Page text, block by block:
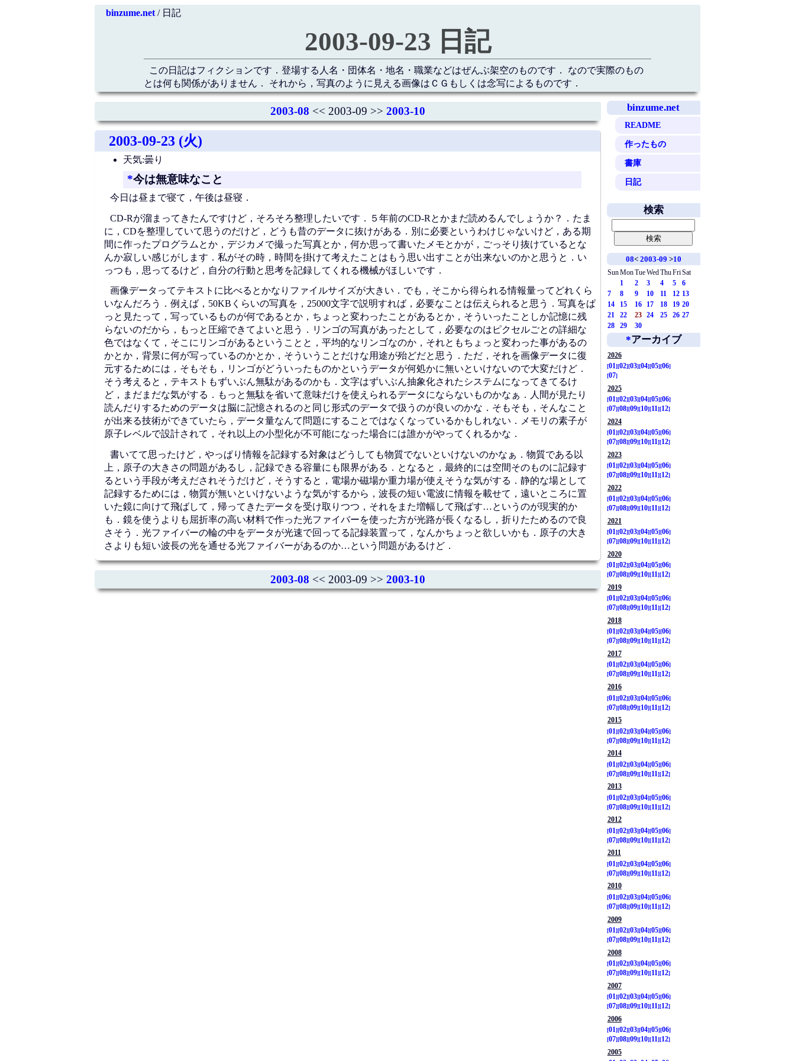
binzume.net/ 日記
2003-09-23 日記
この日記はフィクションです．登場する人名・団体名・地名・職業などはぜんぶ架空のものです． なので実際のもの
とは何も関係がありません． それから，写真のように見える画像はＣＧもしくは念写によるものです．
binzume.net
README
作ったもの
書庫
日記
2003-08 << 2003-09 >> 2003-10
2003-09-23 (火)
天気:曇り
*今は無意味なこと
今日は昼まで寝て，午後は昼寝．
CD-Rが溜まってきたんですけど，そろそろ整理したいです．５年前のCD-Rとかまだ読めるんでしょうか？．たま
に，CDを整理していて思うのだけど，どうも昔のデータに抜けがある．別に必要というわけじゃないけど，ある期
間に作ったプログラムとか，デジカメで撮った写真とか，何か思って書いたメモとかが，ごっそり抜けているとな
んか寂しい感じがします．私がその時，時間を掛けて考えたことはもう思い出すことが出来ないのかと思うと．い
っつも，思ってるけど，自分の行動と思考を記録してくれる機械がほしいです．
画像データってテキストに比べるとかなりファイルサイズが大きい．でも，そこから得られる情報量ってどれくら
いなんだろう．例えば，50KBくらいの写真を，25000文字で説明すれば，必要なことは伝えられると思う．写真をぱ
っと見たって，写っているものが何であるとか，ちょっと変わったことがあるとか，そういったことしか記憶に残
らないのだから，もっと圧縮できてよいと思う．リンゴの写真があったとして，必要なのはピクセルごとの詳細な
色ではなくて，そこにリンゴがあるということと，平均的なリンゴなのか，それともちょっと変わった事があるの
かとか，背景に何が写っているのかとか，そういうことだけな用途が殆どだと思う．ただ，それを画像データに復
元するためには，そもそも，リンゴがどういったものかというデータが何処かに無いといけないので大変だけど．
そう考えると，テキストもずいぶん無駄があるのかも．文字はずいぶん抽象化されたシステムになってきてるけ
ど，まだまだな気がする．もっと無駄を省いて意味だけを使えられるデータにならないものかなぁ．人間が見たり
読んだりするためのデータは脳に記憶されるのと同じ形式のデータで扱うのが良いのかな．そもそも，そんなこと
が出来る技術ができていたら，データ量なんて問題にすることではなくなっているかもしれない．メモリの素子が
原子レベルで設計されて，それ以上の小型化が不可能になった場合には誰かがやってくれるかな．
書いてて思ったけど，やっぱり情報を記録する対象はどうしても物質でないといけないのかなぁ．物質である以
上，原子の大きさの問題があるし，記録できる容量にも限界がある．となると，最終的には空間そのものに記録す
るという手段が考えだされそうだけど，そうすると，電場か磁場か重力場が使えそうな気がする．静的な場として
記録するためには，物質が無いといけないような気がするから，波長の短い電波に情報を載せて，遠いところに置
いた鏡に向けて飛ばして，帰ってきたデータを受け取りつつ，それをまた増幅して飛ばす…というのが現実的か
も．鏡を使うよりも屈折率の高い材料で作った光ファイバーを使った方が光路が長くなるし，折りたためるので良
さそう．光ファイバーの輪の中をデータが光速で回ってる記録装置って，なんかちょっと欲しいかも．原子の大き
さよりも短い波長の光を通せる光ファイバーがあるのか…という問題があるけど．
2003-08 << 2003-09 >> 2003-10
検索
08< 2003-09 >10
SunMonTueWed ThuFriSat
1
2 3 4 5
6
7
8 9 10 11 12 13
14
15 16 17 18 19 20
21
22 23 24 25 26 27
28
29 30
*アーカイブ
2026
01
02 03 04 05 06
07
2025
01
02 03 04 05 06
07 08 09 10 11
12
2024
01
02 03 04 05 06
07 08 09 10 11
12
2023
01
02 03 04 05 06
07 08 09 10 11
12
2022
01
02 03 04 05 06
07 08 09 10 11
12
2021
01
02 03 04 05 06
07 08 09 10 11
12
2020
01
02 03 04 05 06
07 08 09 10 11
12
2019
01
02 03 04 05 06
07 08 09 10 11
12
2018
01 02 03 04 05 06
07 08 09 10 11 12
2017
01 02 03 04 05 06
07 08 09 10 11 12
2016
01
02 03 04 05 06
07 08 09 10 11
12
2015
01
02 03 04 05 06
07 08 09 10 11
12
2014
01
02 03 04 05 06
07 08 09 10 11
12
2013
01
02 03 04 05 06
07 08 09 10 11
12
2012
01
02 03 04 05 06
07 08 09 10 11
12
2011
01
02 03 04 05 06
07 08 09 10 11
12
2010
01
02 03 04 05 06
07 08 09 10 11
12
2009
01
02 03 04 05 06
07 08 09 10 11
12
2008
01
02 03 04 05 06
07 08 09 10 11
12
2007
01
02 03 04 05 06
07 08 09 10 11
12
2006
01
02 03 04 05 06
07 08 09 10 11
12
2005